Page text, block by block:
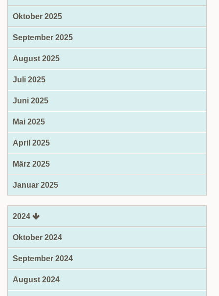
Oktober 2025
September 2025
August 2025
Juli 2025
Juni 2025
Mai 2025
April 2025
März 2025
Januar 2025
2024
Oktober 2024
September 2024
August 2024